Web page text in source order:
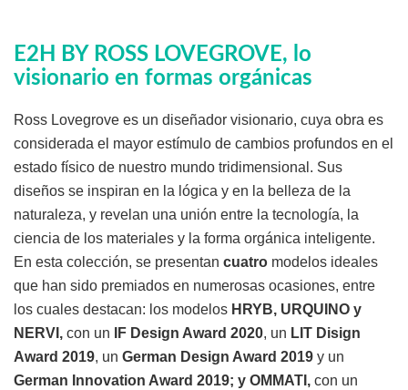
E2H BY ROSS LOVEGROVE, lo
visionario en formas orgánicas
Ross Lovegrove es un diseñador visionario, cuya obra es
considerada el mayor estímulo de cambios profundos en el
estado físico de nuestro mundo tridimensional. Sus
diseños se inspiran en la lógica y en la belleza de la
naturaleza, y revelan una unión entre la tecnología, la
ciencia de los materiales y la forma orgánica inteligente.
En esta colección, se presentan cuatro modelos ideales
que han sido premiados en numerosas ocasiones, entre
los cuales destacan: los modelos HRYB, URQUINO y
NERVI, con un IF Design Award 2020, un LIT Disign
Award 2019, un German Design Award 2019 y un
German Innovation Award 2019; y OMMATI, con un